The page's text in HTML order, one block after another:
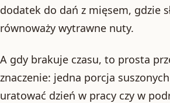
dodatek do dań z mięsem, gdzie
równoważy wytrawne nuty.
A gdy brakuje czasu, to prosta
znaczenie: jedna porcja
uratować dzień w pracy czy w